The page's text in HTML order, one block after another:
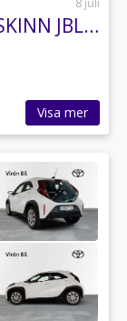
Toyota C -HR 1,8 X EDITION SKINN JBL TEKNPKT BITONE
Visa mer